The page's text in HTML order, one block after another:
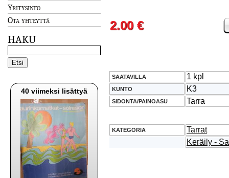
Yritysinfo
Ota yhteyttä
HAKU
40 viimeksi lisättyä
2.00 €
SAATAVILLA 1 kpl
KUNTO K3
SIDONTA/PAINOASU Tarra
KATEGORIA
Tarrat
Keräily -